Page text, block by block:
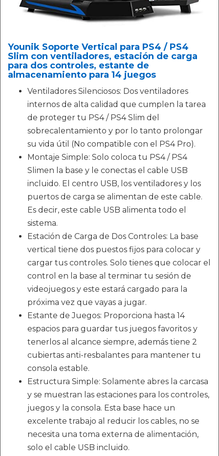
Younik Soporte Vertical para PS4 / PS4
Slim con ventiladores, estación de carga
para dos controles, estante de
almacenamiento para 14 juegos
Ventiladores Silenciosos: Dos ventiladores
internos de alta calidad que cumplen la tarea
de proteger tu PS4 / PS4 Slim del
sobrecalentamiento y por lo tanto prolongar
su vida útil (No compatible con el PS4 Pro).
Montaje Simple: Solo coloca tu PS4 / PS4
Slimen la base y le conectas el cable USB
incluido. El centro USB, los ventiladores y los
puertos de carga se alimentan de este cable.
Es decir, este cable USB alimenta todo el
sistema.
Estación de Carga de Dos Controles: La base
vertical tiene dos puestos fijos para colocar y
cargar tus controles. Solo tienes que colocar el
control en la base al terminar tu sesión de
videojuegos y este estará cargado para la
próxima vez que vayas a jugar.
Estante de Juegos: Proporciona hasta 14
espacios para guardar tus juegos favoritos y
tenerlos al alcance siempre, además tiene 2
cubiertas anti-resbalantes para mantener tu
consola estable.
Estructura Simple: Solamente abres la carcasa
y se muestran las estaciones para los controles,
juegos y la consola. Esta base hace un
excelente trabajo al reducir los cables, no se
necesita una toma externa de alimentación,
solo el cable USB incluido.